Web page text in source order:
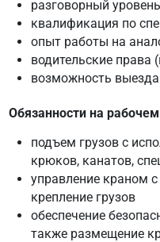
разговорный
квалификация по
опыт работы на
водительские права
возможность
Обязанности на
подъем грузов с
крюков, канатов,
управление краном
крепление грузов
обеспечение
также размещение